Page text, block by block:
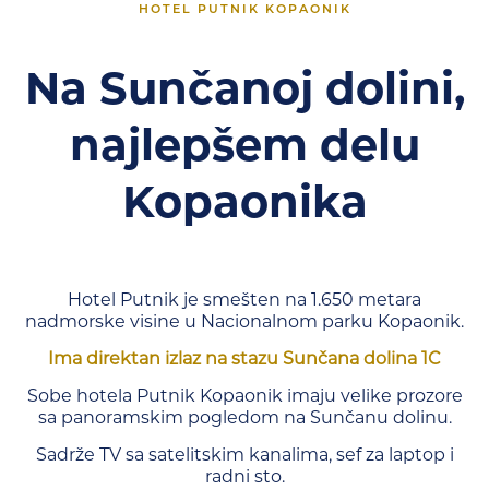
HOTEL PUTNIK KOPAONIK
Na Sunčanoj dolini,
najlepšem delu
Kopaonika
Hotel Putnik je smešten na 1.650 metara
nadmorske visine u Nacionalnom parku Kopaonik.
Ima direktan izlaz na stazu Sunčana dolina 1C
Sobe hotela Putnik Kopaonik imaju velike prozore
sa panoramskim pogledom na Sunčanu dolinu.
Sadrže TV sa satelitskim kanalima, sef za laptop i
radni sto.